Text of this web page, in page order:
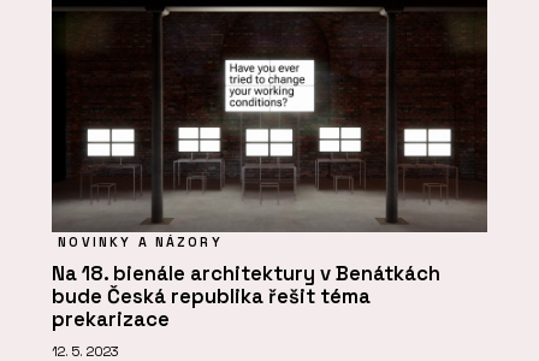
NOVINKY A NÁZORY
Na 18. bienále architektury v Benátkách
bude Česká republika řešit téma
prekarizace
12. 5. 2023